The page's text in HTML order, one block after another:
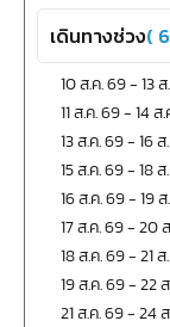
เดินทางช่วง(
10 ส.ค. 69-13
11 ส.ค. 69-14 ส
13 ส.ค. 69-16
15 ส.ค. 69-18
16 ส.ค. 69-19
17 ส.ค. 69-20
18 ส.ค. 69-21
19 ส.ค. 69-22
21 ส.ค. 69-24